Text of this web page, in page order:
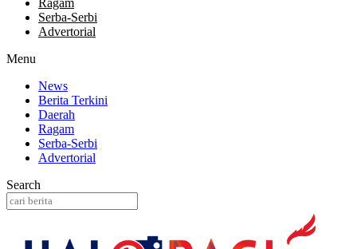
Ragam
Serba-Serbi
Advertorial
Menu
News
Berita Terkini
Daerah
Ragam
Serba-Serbi
Advertorial
Search